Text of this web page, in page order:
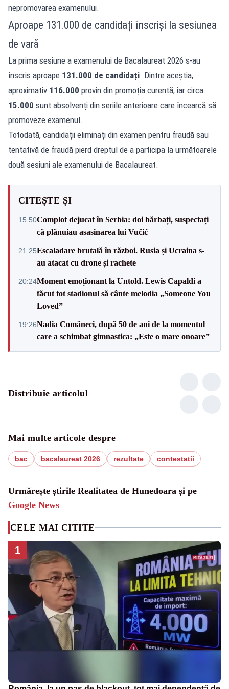
nepromovarea examenului.
Aproape 131.000 de candidați înscriși la sesiunea
de vară
La prima sesiune a examenului de Bacalaureat 2026 s-au
înscris aproape 131.000 de candidați. Dintre aceștia,
aproximativ 116.000 provin din promoția curentă, iar circa
15.000 sunt absolvenți din seriile anterioare care încearcă să
promoveze examenul.
Totodată, candidații eliminați din examen pentru fraudă sau
tentativă de fraudă pierd dreptul de a participa la următoarele
două sesiuni ale examenului de Bacalaureat.
CITEȘTE ȘI
15:50Complot dejucat în Serbia: doi bărbați, suspectați
că plănuiau asasinarea lui Vučić
21:25Escaladare brutală în război. Rusia și Ucraina s-
au atacat cu drone și rachete
20:24Moment emoționant la Untold. Lewis Capaldi a
făcut tot stadionul să cânte melodia „Someone You
Loved”
19:26Nadia Comăneci, după 50 de ani de la momentul
care a schimbat gimnastica: „Este o mare onoare”
Distribuie articolul
Mai multe articole despre
bac bacalaureat 2026 rezultate contestatii
Urmărește știrile Realitatea de Hunedoara și pe
Google News
CELE MAI CITITE
1